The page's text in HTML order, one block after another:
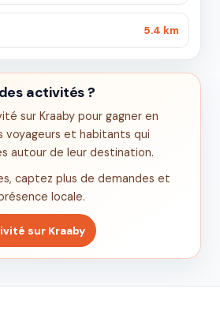
5.4 km
activités ?
sur Kraaby pour gagner en
voyageurs et habitants qui
autour de leur destination.
captez plus de demandes et
locale.
sur Kraaby